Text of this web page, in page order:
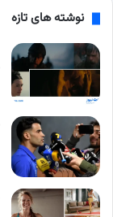
نوشته های تازه